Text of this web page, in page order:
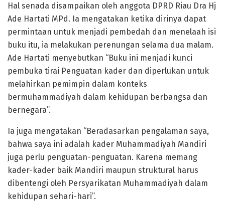
Hal senada disampaikan oleh anggota DPRD Riau Dra Hj
Ade Hartati MPd. Ia mengatakan ketika dirinya dapat
permintaan untuk menjadi pembedah dan menelaah isi
buku itu, ia melakukan perenungan selama dua malam.
Ade Hartati menyebutkan “Buku ini menjadi kunci
pembuka tirai Penguatan kader dan diperlukan untuk
melahirkan pemimpin dalam konteks
bermuhammadiyah dalam kehidupan berbangsa dan
bernegara”.
Ia juga mengatakan “Beradasarkan pengalaman saya,
bahwa saya ini adalah kader Muhammadiyah Mandiri
juga perlu penguatan-penguatan. Karena memang
kader-kader baik Mandiri maupun struktural harus
dibentengi oleh Persyarikatan Muhammadiyah dalam
kehidupan sehari-hari”.